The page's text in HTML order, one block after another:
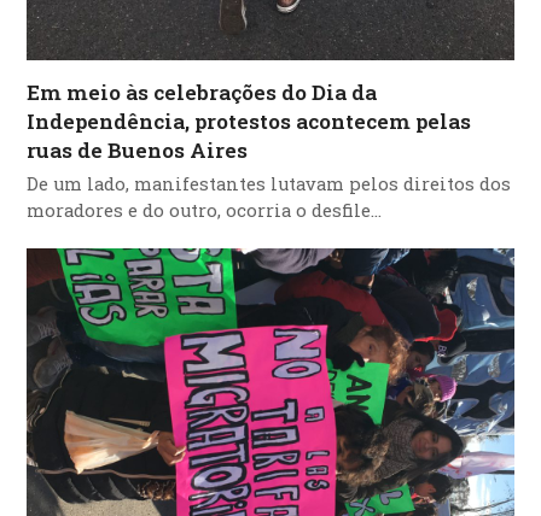
Em meio às celebrações do Dia da
Independência, protestos acontecem pelas
ruas de Buenos Aires
De um lado, manifestantes lutavam pelos direitos dos
moradores e do outro, ocorria o desfile…